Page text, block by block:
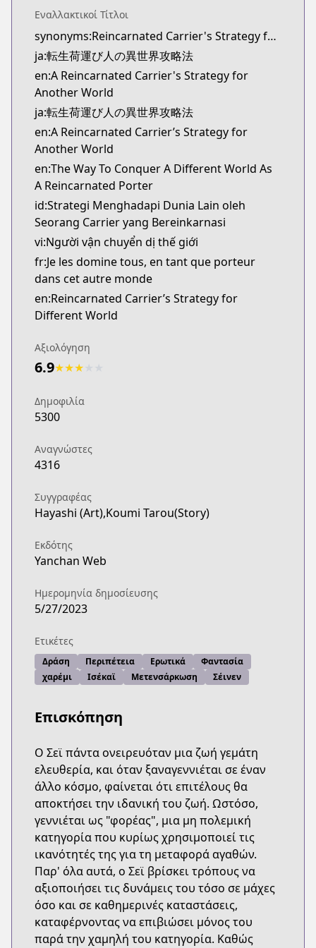
Kitsu
https://kitsu.app/manga/tensei-ni-hakobi-jin-no-
CDJapan
CDJapan
https://www.anime-planet.com/manga/https://
MangaUpdates
MangaUpdates
https://www.mangaupdates.com/
novelUpdates
https://www.novelupdates.com/series/the-way-
Book☆Walker
Book☆Walker
https://bookwalker.jp/series/447670/list
Official English
Official English
https://sevenseasentertainment.com/series/a-
Εναλλακτικοί Τίτλοι
synonyms:Reincarnated Carrier's Strategy for Different World
ja:転生荷運び人の異世界攻略法
en:A Reincarnated Carrier's Strategy for
Another World
ja:転生荷運び人の異世界攻略法
en:A Reincarnated Carrier’s Strategy for
Another World
en:The Way To Conquer A Different World As
A Reincarnated Porter
id:Strategi Menghadapi Dunia Lain oleh
Seorang Carrier yang Bereinkarnasi
vi:Người vận chuyển dị thế giới
fr:Je les domine tous, en tant que porteur
dans cet autre monde
en:Reincarnated Carrier’s Strategy for
Different World
Αξιολόγηση
6.9★★★
Δημοφιλία
5300
Αναγνώστες
4316
Συγγραφέας
Hayashi (Art),Koumi Tarou(Story)
Εκδότης
Yanchan Web
Ημερομηνία δημοσίευσης
5/27/2023
Ετικέτες
Δράση Περιπέτεια Ερωτικά
Φαντασία
χαρέμι
Ισέκαϊ Μετενσάρκωση Σέινεν
Επισκόπηση
Ο Σεϊ πάντα ονειρευόταν μια ζωή γεμάτη
ελευθερία, και όταν ξαναγεννιέται σε έναν
άλλο κόσμο, φαίνεται ότι επιτέλους θα
αποκτήσει την ιδανική του ζωή. Ωστόσο,
γεννιέται ως "φορέας", μια μη πολεμική
κατηγορία που κυρίως χρησιμοποιεί τις
ικανότητές της για τη μεταφορά αγαθών.
Παρ' όλα αυτά, ο Σεϊ βρίσκει τρόπους να
αξιοποιήσει τις δυνάμεις του τόσο σε μάχες
όσο και σε καθημερινές καταστάσεις,
καταφέρνοντας να επιβιώσει μόνος του
παρά την χαμηλή του κατηγορία. Καθώς